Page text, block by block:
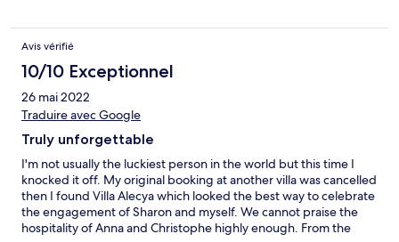
Avis vérifié
10/10 Exceptionnel
26 mai 2022
Traduire avec Google
Truly unforgettable
I'm not usually the luckiest person in the world but this time I
knocked it off. My original booking at another villa was cancelled
then I found Villa Alecya which looked the best way to celebrate
the engagement of Sharon and myself. We cannot praise the
hospitality of Anna and Christophe highly enough. From the